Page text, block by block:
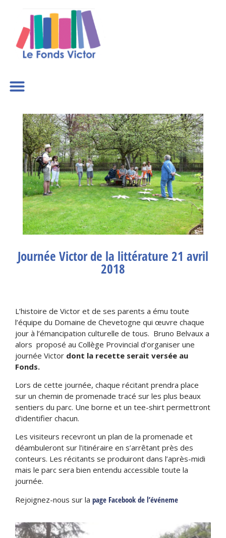
Journée Victor de la littérature 21 avril
2018
L’histoire de Victor et de ses parents a ému toute
l’équipe du Domaine de Chevetogne qui œuvre chaque
jour à l’émancipation culturelle de tous. Bruno Belvaux a
alors proposé au Collège Provincial d’organiser une
journée Victor dont la recette serait versée au
Fonds.
Lors de cette journée, chaque récitant prendra place
sur un chemin de promenade tracé sur les plus beaux
sentiers du parc. Une borne et un tee-shirt permettront
d’identifier chacun.
Les visiteurs recevront un plan de la promenade et
déambuleront sur l’itinéraire en s’arrêtant près des
conteurs. Les récitants se produiront dans l’après-midi
mais le parc sera bien entendu accessible toute la
journée.
Rejoignez-nous sur la page Facebook de l’événeme